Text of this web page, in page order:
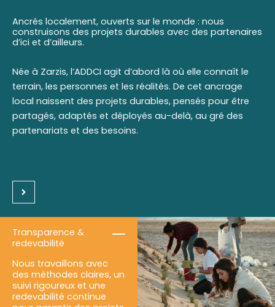
Ancrés localement, ouverts sur le monde : nous
construisons des projets durables avec des partenaires
d’ici et d’ailleurs.
Née à Zarzis, l’ADDCI agit d’abord là où elle connaît le
terrain, les personnes et les réalités. De cet ancrage
local naissent des projets durables, pensés pour être
partagés, adaptés et déployés au-delà, au gré des
partenariats et des besoins.
Transparence &
redevabilité
Nous travaillons avec
des méthodes claires, un
suivi rigoureux et une
redevabilité continue